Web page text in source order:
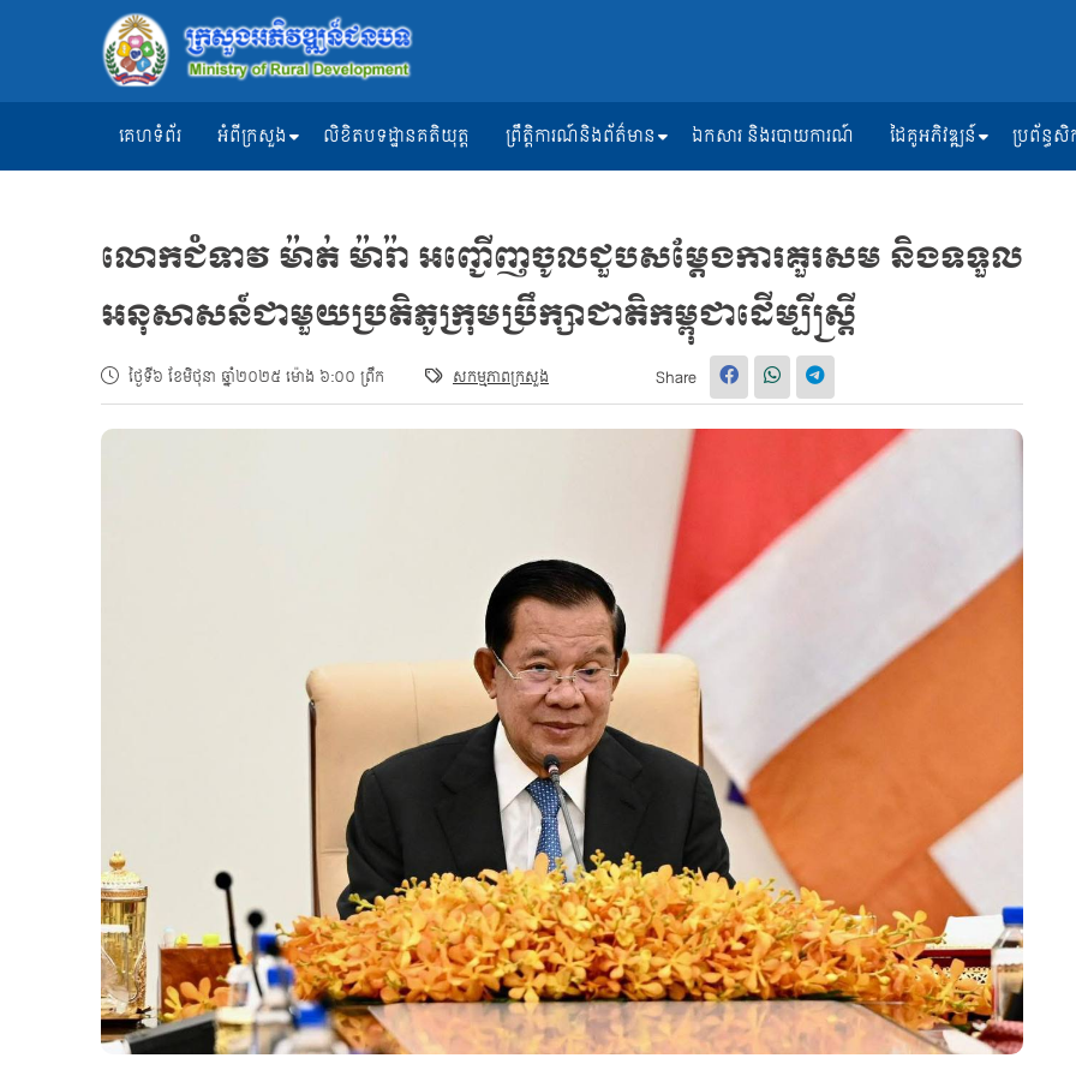
គេហទំព័រ អំពីក្រសួង លិខិតបទដ្ឋានគតិយុត្ត ព្រឹត្តិការណ៍និងព័ត៌មាន ឯកសារ និងរបាយការណ៍ ដៃគូអភិវឌ្ឍន៍ ប្រព័ន្ធ
លោកជំទាវ ម៉ាត់ ម៉ារ៉ា អញ្ជើញចូលជួបសម្តែងការគួរសម និងទទួល
អនុសាសន៍ជាមួយប្រតិភូក្រុមប្រឹក្សាជាតិកម្ពុជាដើម្បីស្ត្រី
ថ្ងៃទី៦ ខែមិថុនា ឆ្នាំ២០២៥ ម៉ោង ៦:០០ ព្រឹក សកម្មភាពក្រសួង Share